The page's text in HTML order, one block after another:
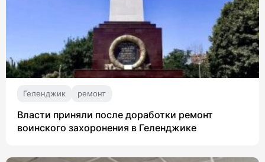
Геленджик ремонт
Власти приняли после доработки ремонт
воинского захоронения в Геленджике